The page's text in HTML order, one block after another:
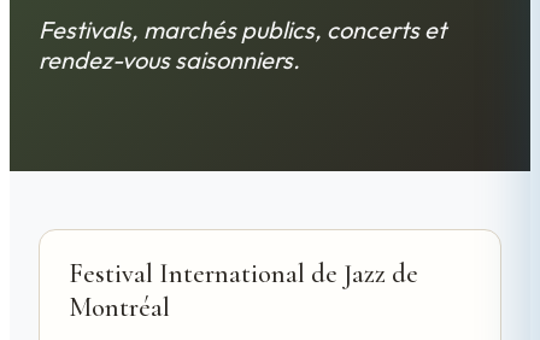
Festivals, marchés publics, concerts et
rendez-vous saisonniers.
Festival International de Jazz de
Montréal